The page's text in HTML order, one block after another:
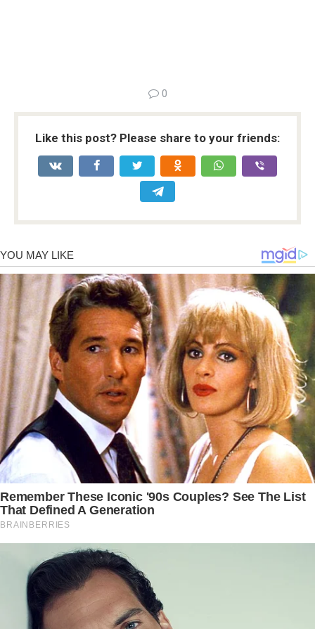
0
Like this post? Please share to your friends: